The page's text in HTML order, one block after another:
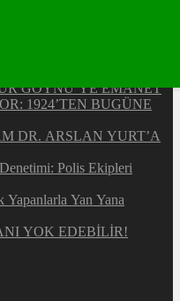
ACI GÜNÜ
ÖZMEN’DEN
Uluslararası
GÖYNÜ’YE EMANET
1924’TEN BUGÜNE
DR. ARSLAN YURT’A
Polis Ekipleri
Yapanlarla Yan Yana
YOK EDEBİLİR!